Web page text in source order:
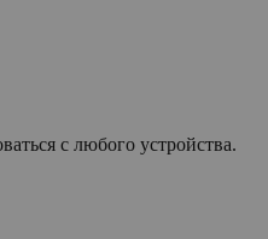
с любого устройства.